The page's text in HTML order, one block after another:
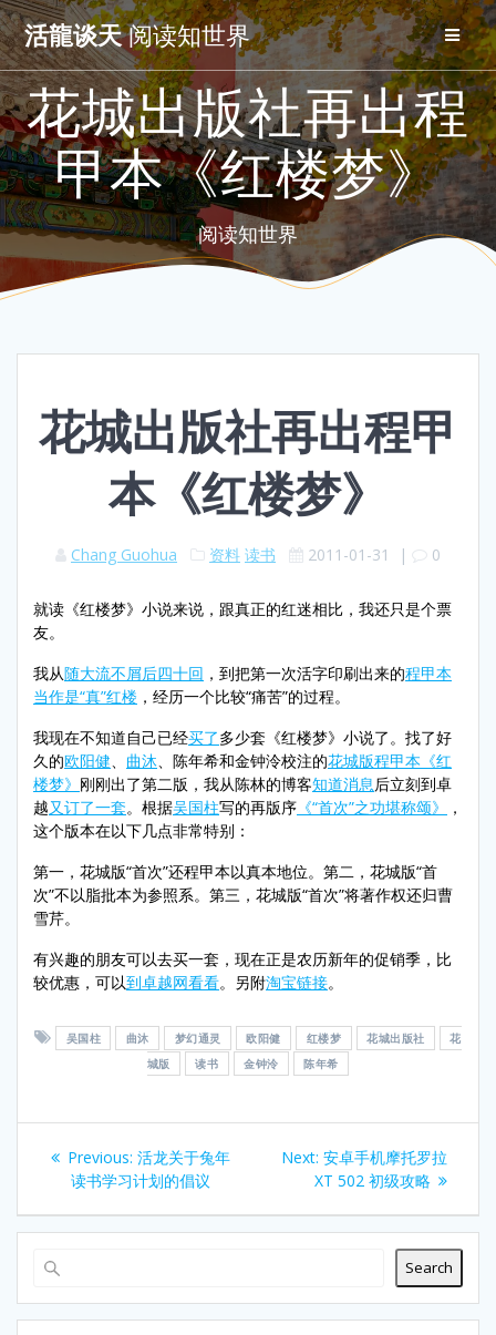
Skip
to
content
活龍谈天阅读知世界
花城出版社再出程
甲本《红楼梦》
阅读知世界
花城出版社再出程甲
本《红楼梦》
Chang Guohua 资料 读书 2011-01-31 | 0
就读《红楼梦》小说来说，跟真正的红迷相比，我还只是个票
友。
我从随大流不屑后四十回 ，到把第一次活字印刷出来的程甲本
当作是“真”红楼 ，经历一个比较“痛苦”的过程。
我现在不知道自己已经买了多少套《红楼梦》小说了。找了好
久的欧阳健 曲沐 、陈年希和金钟泠校注的花城版程甲本《红
楼梦》 刚刚出了第二版，我从陈林的博客知道消息 后立刻到卓
越又订了一套。根据吴国柱写的再版序 《“首次”之功堪称颂》
，
这个版本在以下几点非常特别：
第一，花城版“首次”还程甲本以真本地位。第二，花城版“首
次”不以脂批本为参照系。第三，花城版“首次”将著作权还归曹
雪芹。
有兴趣的朋友可以去买一套，现在正是农历新年的促销季，比
较优惠，可以到卓越网看看。另附淘宝链接。
吴国柱 曲沐 梦幻通灵 欧阳健 红楼梦 花城出版社
花
城版
读书 金钟泠 陈年希
Post
navigation
Previous: Previous
post:
活龙关于兔年
读书学习计划的倡议
Next: Next
post:
安卓手机摩托罗拉
XT 502 初级攻略
Search